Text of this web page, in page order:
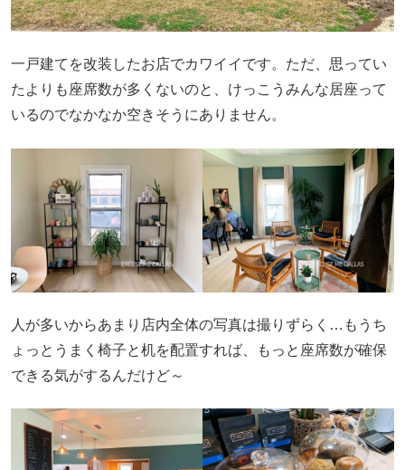
一戸建てを改装したお店でカワイイです。ただ、思ってい
たよりも座席数が多くないのと、けっこうみんな居座って
いるのでなかなか空きそうにありません。
人が多いからあまり店内全体の写真は撮りずらく…もうち
ょっとうまく椅子と机を配置すれば、もっと座席数が確保
できる気がするんだけど～